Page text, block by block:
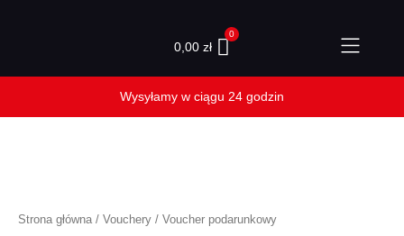
0,00 zł
Strona główna / Vouchery / Voucher podarunkowy
podarunkowy